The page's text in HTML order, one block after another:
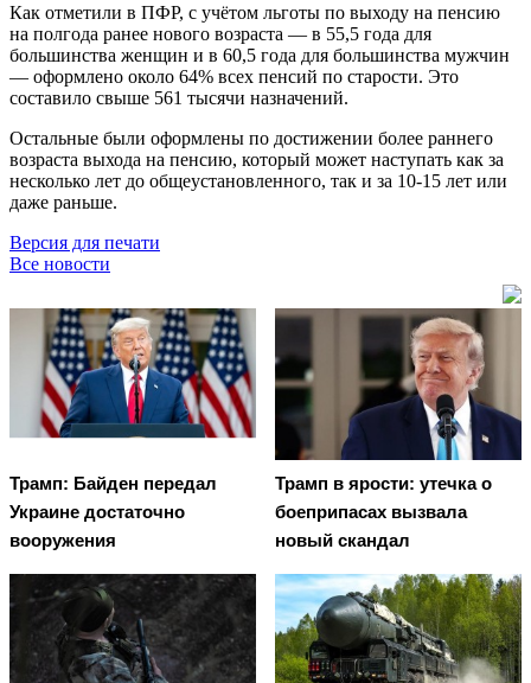
Как отметили в ПФР, с учётом льготы по выходу на пенсию
на полгода ранее нового возраста — в 55,5 года для
большинства женщин и в 60,5 года для большинства мужчин
— оформлено около 64% всех пенсий по старости. Это
составило свыше 561 тысячи назначений.
Остальные были оформлены по достижении более раннего
возраста выхода на пенсию, который может наступать как за
несколько лет до общеустановленного, так и за 10-15 лет или
даже раньше.
Версия для печати
Все новости
Трамп: Байден передал
Украине достаточно
вооружения
Трамп в ярости: утечка о
боеприпасах вызвала
новый скандал